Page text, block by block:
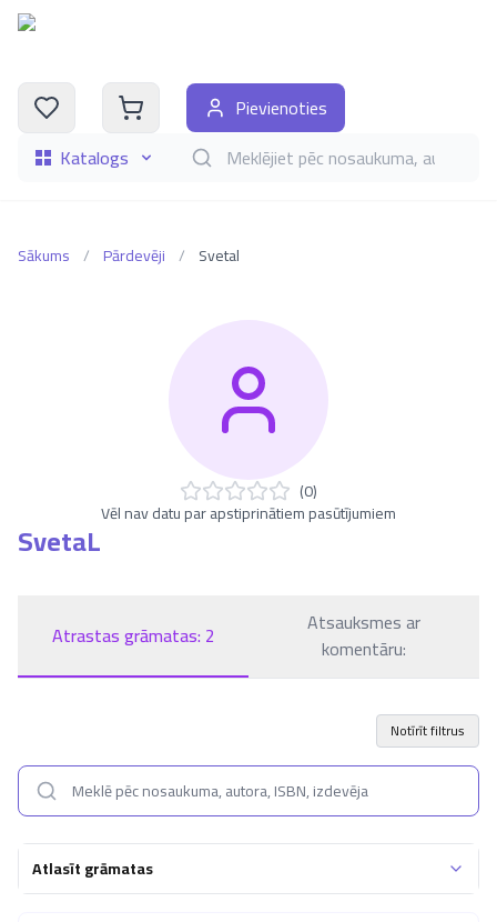
Katalogs Meklēt grāmatas pēc nosaukuma, autora,
Pievienoties
Sākums / Pārdevēji / Svetal
(0)
Vēl nav datu par apstiprinātiem pasūtījumiem
SvetaL
Atrastas grāmatas: 2
Atsauksmes ar
komentāru:
Notīrīt filtrus
Atlasīt grāmatas